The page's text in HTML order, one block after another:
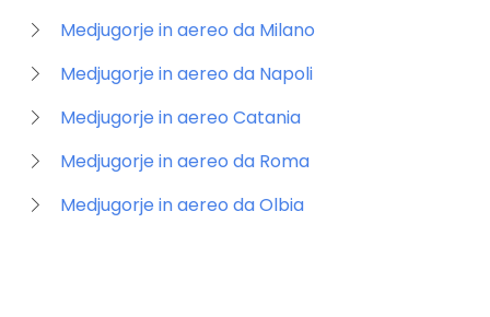
Medjugorje in aereo da Milano
Medjugorje in aereo da Napoli
Medjugorje in aereo Catania
Medjugorje in aereo da Roma
Medjugorje in aereo da Olbia